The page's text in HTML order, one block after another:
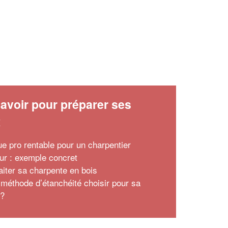
pour préparer ses
pro rentable pour un charpentier
: exemple concret
sa charpente en bois
d’étanchéité choisir pour sa